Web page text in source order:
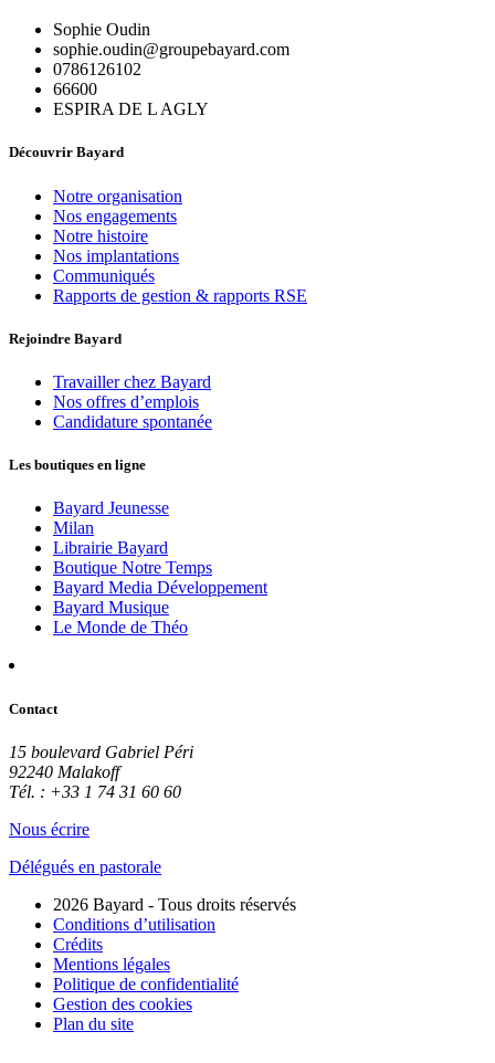
Sophie Oudin
sophie.oudin@groupebayard.com
0786126102
66600
ESPIRA DE L AGLY
Découvrir Bayard
Notre organisation
Nos engagements
Notre histoire
Nos implantations
Communiqués
Rapports de gestion & rapports RSE
Rejoindre Bayard
Travailler chez Bayard
Nos offres d’emplois
Candidature spontanée
Les boutiques en ligne
Bayard Jeunesse
Milan
Librairie Bayard
Boutique Notre Temps
Bayard Media Développement
Bayard Musique
Le Monde de Théo
Contact
15 boulevard Gabriel Péri
92240 Malakoff
Tél. : +33 1 74 31 60 60
Nous écrire
Délégués en pastorale
2026 Bayard - Tous droits réservés
Conditions d’utilisation
Crédits
Mentions légales
Politique de confidentialité
Gestion des cookies
Plan du site